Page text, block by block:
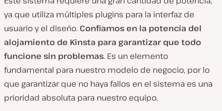
ya que utiliza múltiples plugins para la interfaz de
usuario y el diseño. Confiamos en la potencia del
alojamiento de Kinsta para garantizar que todo
funcione sin problemas. Es un elemento
fundamental para nuestro modelo de negocio, por lo
que garantizar que no haya fallos en el sistema es una
prioridad absoluta para nuestro equipo.